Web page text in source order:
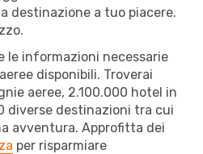
destinazione a tuo piacere.
le informazioni necessarie
disponibili. Troverai
aeree, 2.100.000 hotel in
diverse destinazioni tra cui
avventura. Approfitta dei
per risparmiare